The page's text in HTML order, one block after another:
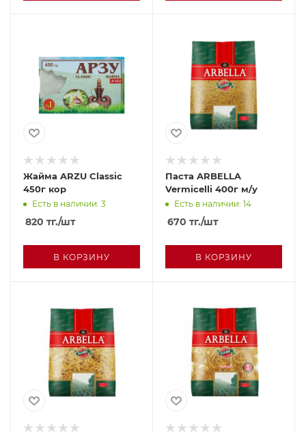
Жайма ARZU Classic
450г кор
Есть в наличии: 3
820 тг./шт
В КОРЗИНУ
Паста ARBELLA
Vermicelli 400г м/у
Есть в наличии: 14
670 тг./шт
В КОРЗИНУ